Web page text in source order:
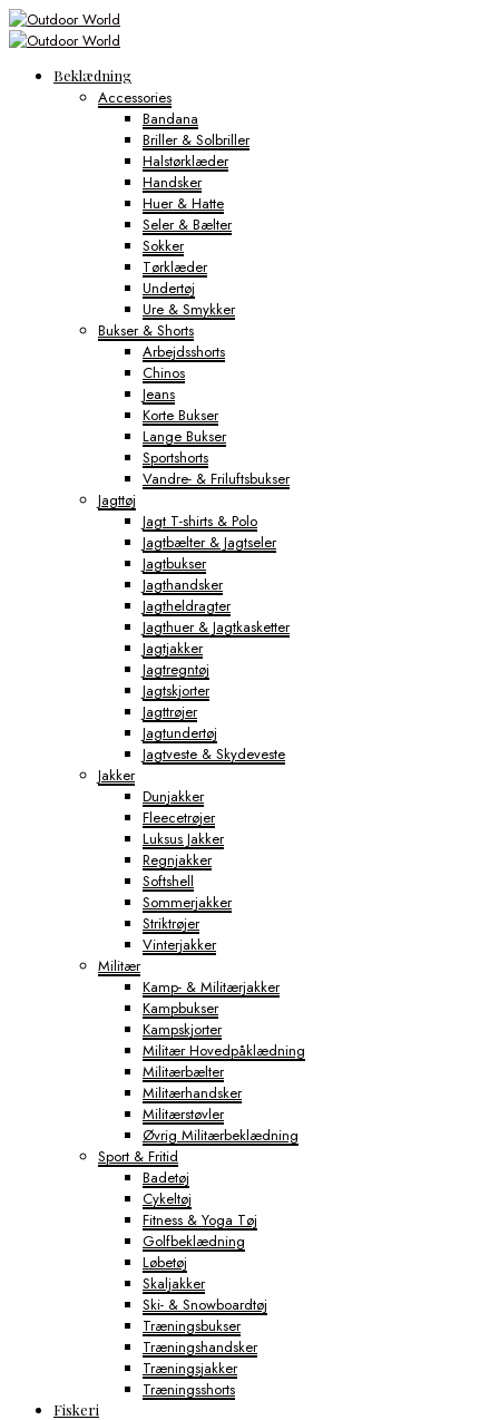
Beklædning
Accessories
Bandana
Briller & Solbriller
Halstørklæder
Handsker
Huer & Hatte
Seler & Bælter
Sokker
Tørklæder
Undertøj
Ure & Smykker
Bukser & Shorts
Arbejdsshorts
Chinos
Jeans
Korte Bukser
Lange Bukser
Sportshorts
Vandre- & Friluftsbukser
Jagttøj
Jagt T-shirts & Polo
Jagtbælter & Jagtseler
Jagtbukser
Jagthandsker
Jagtheldragter
Jagthuer & Jagtkasketter
Jagtjakker
Jagtregntøj
Jagtskjorter
Jagttrøjer
Jagtundertøj
Jagtveste & Skydeveste
Jakker
Dunjakker
Fleecetrøjer
Luksus Jakker
Regnjakker
Softshell
Sommerjakker
Striktrøjer
Vinterjakker
Militær
Kamp- & Militærjakker
Kampbukser
Kampskjorter
Militær Hovedpåklædning
Militærbælter
Militærhandsker
Militærstøvler
Øvrig Militærbeklædning
Sport & Fritid
Badetøj
Cykeltøj
Fitness & Yoga Tøj
Golfbeklædning
Løbetøj
Skaljakker
Ski- & Snowboardtøj
Træningsbukser
Træningshandsker
Træningsjakker
Træningsshorts
Fiskeri